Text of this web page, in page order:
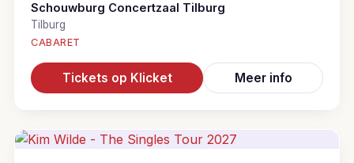
Schouwburg Concertzaal Tilburg
Tilburg
CABARET
Tickets op Klicket Meer info